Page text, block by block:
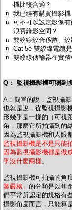
視訊轉換設備
雙絞線傳輸器
雜訊改善器
分配放大器
網路線用水晶頭
網路線
懶人線.同軸線.花線
集線盒.防水盒.配
轉接頭
偽裝嚇阻假監視器.
行車紀錄器.車用插
電腦工業機殼
客訂商品
機比較合適？
n 我已經有購買攝影
n 可不可以設定影像
浪費錄影空間？
n 雙絞線絞合係數、
n Cat 5e 雙絞線電纜
n 雙絞線傳輸器在實
Q： 監視攝影機可照到
A：簡單的說，監視攝
也就是說，從監視攝影
形幾乎是一樣的（可視
角，那麼它所拍攝到的
因為監視攝影機和人眼
監視攝影機是不是只能
因為監視攝影機都是做
乎沒什麼兩樣 。
監視攝影機可拍攝的角
業嚴格」 的分類是以焦
們平常所認定的規格有
攝影角度而言，只能算